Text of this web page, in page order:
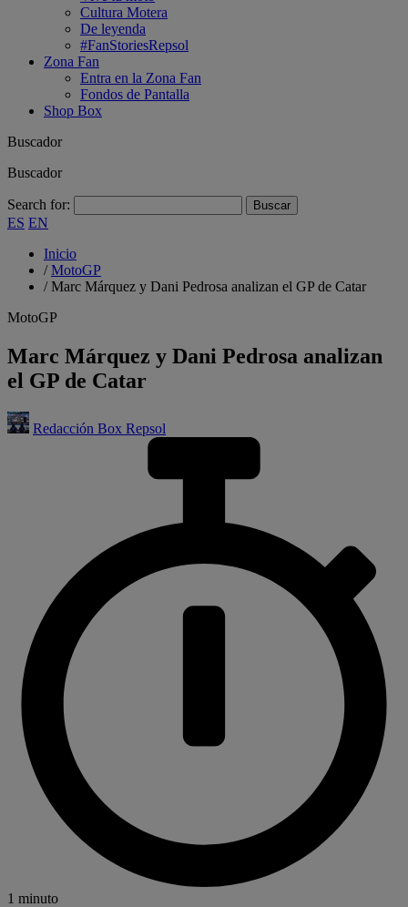
Cultura Motera
De leyenda
#FanStoriesRepsol
Zona Fan
Entra en la Zona Fan
Fondos de Pantalla
Shop Box
Buscador
Buscador
Search for:
ES EN
Inicio
/MotoGP
/Marc Márquez y Dani Pedrosa analizan el GP de Catar
MotoGP
Marc Márquez y Dani Pedrosa analizan
el GP de Catar
Redacción Box Repsol
1 minuto